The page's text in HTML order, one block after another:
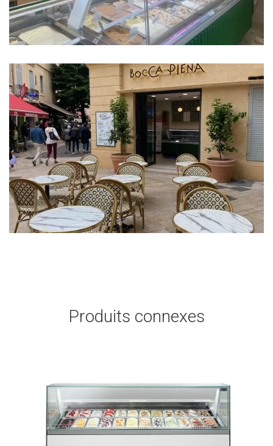
Produits connexes